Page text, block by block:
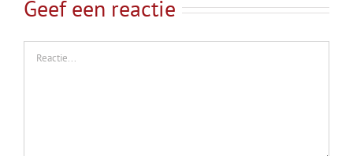
Geef een reactie
Reactie